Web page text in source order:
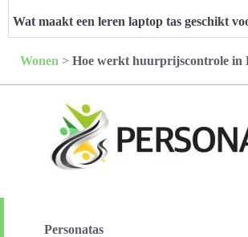
Wat maakt een leren laptop tas geschikt
Wonen > Hoe werkt huurprijscontrole in
Personatas